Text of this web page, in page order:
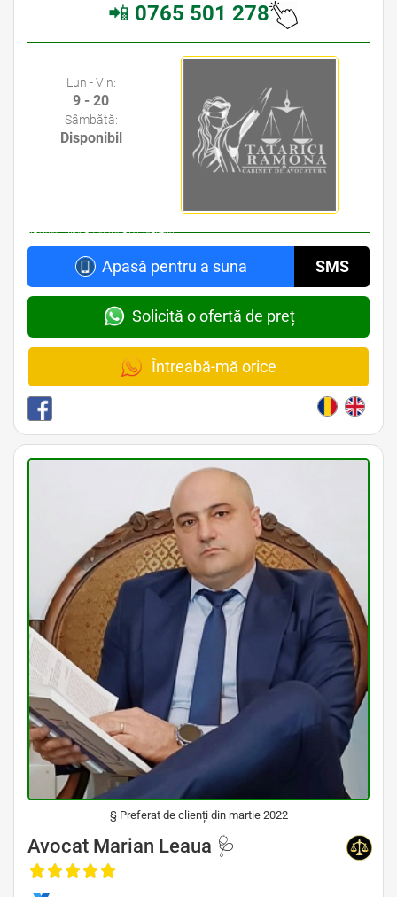
📲 0765 501 278
Avocat Bucuresti sector 3 • Cabinet Avocat Bucuresti sector 3 • Avocati Bucuresti • Cabinete Avocatura Bucuresti • Avocati Specializati Bucuresti • Avocat
Lun - Vin:
9 - 20
Sâmbătă:
Disponibil
Piata Unirii • Avocat din zona I.C. Bratianu
Apasă pentru a suna SMS
Solicită o ofertă de preț
Întreabă-mă orice
§ Preferat de clienți din martie 2022
Avocat Specializat în Drept Civil • Avocat Specializat în Dreptul Familiei • Avocat Specializat în Drept Medical • Avocat
Avocat Marian Leaua 🩺